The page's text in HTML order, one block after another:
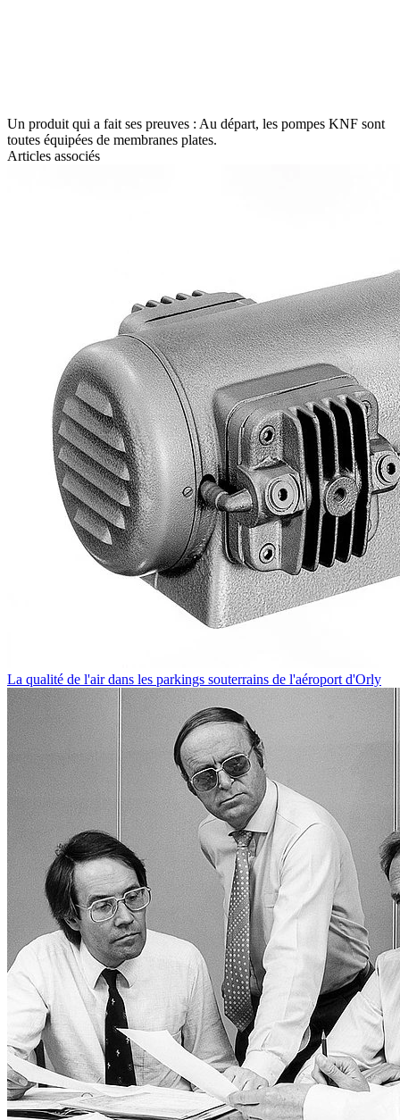
Un produit qui a fait ses preuves : Au départ, les pompes KNF sont
toutes équipées de membranes plates.
Articles associés
La qualité de l'air dans les parkings souterrains de l'aéroport d'Orly